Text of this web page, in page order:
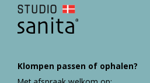
Klompen passen of ophalen?